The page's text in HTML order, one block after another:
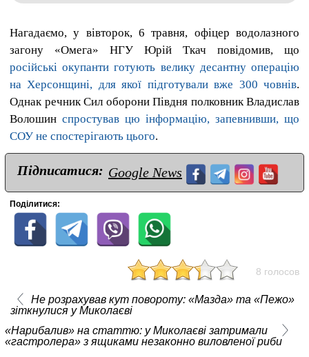
Нагадаємо, у вівторок, 6 травня, офіцер водолазного
загону «Омега» НГУ Юрій Ткач повідомив, що
російські окупанти готують велику десантну операцію
на Херсонщині, для якої підготували вже 300 човнів.
Однак речник Сил оборони Півдня полковник Владислав
Волошин спростував цю інформацію, запевнивши, що
СОУ не спостерігають цього.
Підписатися: Google News
Поділитися:
8 голосов
Не розрахував кут повороту: «Мазда» та «Пежо»
зіткнулися у Миколаєві
«Нарибалив» на статтю: у Миколаєві затримали
«гастролера» з ящиками незаконно виловленої риби